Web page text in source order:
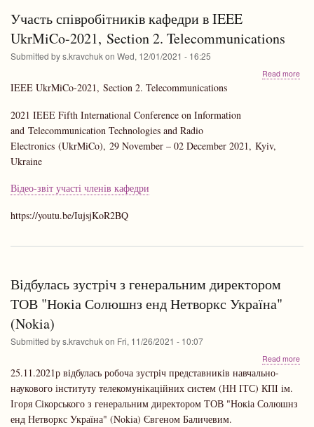
Участь співробітників кафедри в IEEE
UkrMiCo-2021, Section 2. Telecommunications
Submitted bys.kravchukon Wed, 12/01/2021 - 16:25
Read more
IEEE UkrMiCo-2021, Section 2. Telecommunications
2021 IEEE Fifth International Conference on Information
and Telecommunication Technologies and Radio
Electronics (UkrMiCo), 29 November – 02 December 2021, Kyiv,
Ukraine
Відео-звіт участі членів кафедри
https://youtu.be/IujsjKoR2BQ
Відбулась зустріч з генеральним директором
ТОВ "Нокіа Солюшнз енд Нетворкс Україна"
(Nokia)
Submitted bys.kravchukon Fri, 11/26/2021 - 10:07
Read more
25.11.2021р відбулась робоча зустріч представників навчально-
наукового інституту телекомунікаційних систем (НН ІТС) КПІ ім.
Ігоря Сікорського з генеральним директором ТОВ "Нокіа Солюшнз
енд Нетворкс Україна" (Nokia) Євгеном Баличевим.